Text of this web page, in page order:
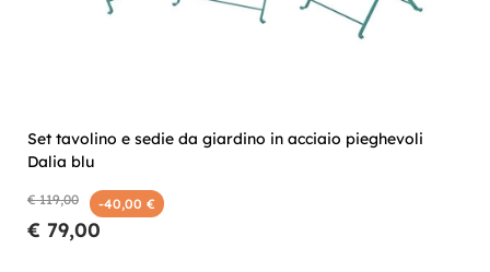
Set tavolino e sedie da giardino in acciaio pieghevoli
Dalia blu
€ 119,00 -40,00 €
€ 79,00